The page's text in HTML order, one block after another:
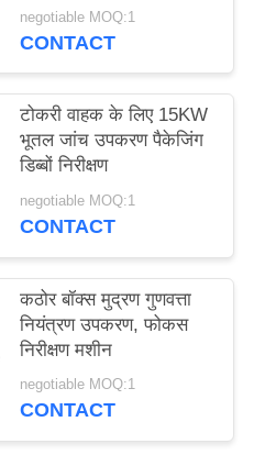
negotiable MOQ:1
CONTACT
टोकरी वाहक के लिए 15KW
भूतल जांच उपकरण पैकेजिंग
डिब्बों निरीक्षण
negotiable MOQ:1
CONTACT
कठोर बॉक्स मुद्रण गुणवत्ता
नियंत्रण उपकरण, फोकस
निरीक्षण मशीन
negotiable MOQ:1
CONTACT